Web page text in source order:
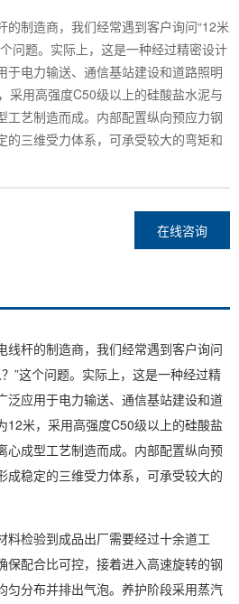
的制造商，我们经常遇到客户询问“12米
问题。实际上，这是一种经过精密设计
于电力输送、通信基站建设和道路照明
采用高强度C50级以上的硅酸盐水泥与
工艺制造而成。内部配置纵向预应力钢
的三维受力体系，可承受较大的弯矩和
在线咨询
杆的制造商，我们经常遇到客户询问
”这个问题。实际上，这是一种经过精
泛应用于电力输送、通信基站建设和道
12米，采用高强度C50级以上的硅酸盐
心成型工艺制造而成。内部配置纵向预
成稳定的三维受力体系，可承受较大的
检验到成品出厂需要经过十余道工
保配合比可控，接着进入高速旋转的钢
匀分布并排出气泡。养护阶段采用蒸汽